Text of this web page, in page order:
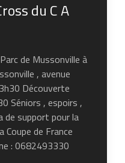
du C A
de Mussonville à
, avenue
Découverte
Séniors , espoirs ,
de support pour la
Coupe de France
: 0682493330